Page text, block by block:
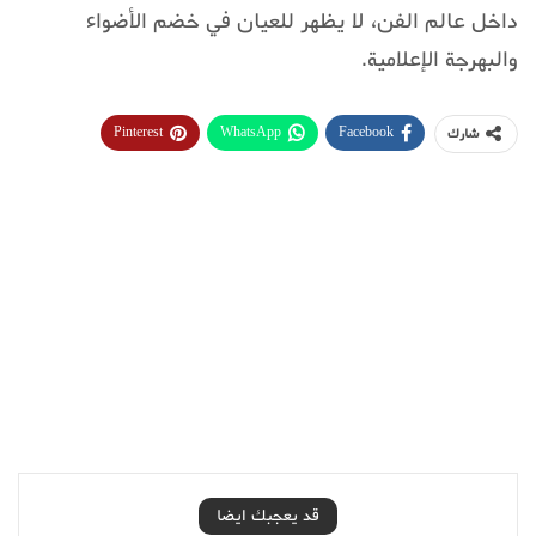
داخل عالم الفن، لا يظهر للعيان في خضم الأضواء
والبهرجة الإعلامية.
شارك Facebook
WhatsApp
Pinterest
قد يعجبك ايضا